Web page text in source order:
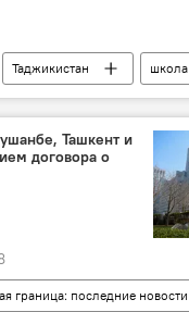
Таджикистан
школа
Ташкент и
договора о
граница: последние новости